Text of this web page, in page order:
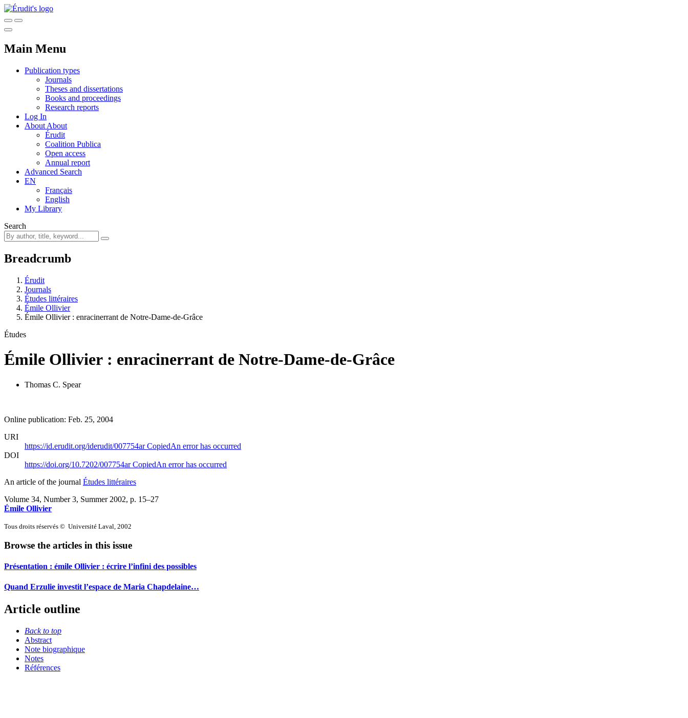
Main Menu
Publication types
Journals
Theses and dissertations
Books and proceedings
Research reports
Log In
About About
Érudit
Coalition Publica
Open access
Annual report
Advanced Search
EN
Français
English
My Library
Search
Breadcrumb
Érudit
Journals
Études littéraires
Émile Ollivier
Émile Ollivier : enracinerrant de Notre-Dame-de-Grâce
Études
Émile Ollivier : enracinerrant de Notre-Dame-de-Grâce
Thomas C. Spear
Online publication: Feb. 25, 2004
URI
https://id.erudit.org/iderudit/007754arCopiedAn error has occurred
DOI
https://doi.org/10.7202/007754arCopiedAn error has occurred
An article of the journal Études littéraires
Volume 34, Number 3, Summer 2002, p. 15–27
Émile Ollivier
Tous droits réservés © Université Laval, 2002
Browse the articles in this issue
Présentation : émile Ollivier : écrire l’infini des possibles
Quand Erzulie investit l’espace de Maria Chapdelaine…
Article outline
Back to top
Abstract
Note biographique
Notes
Références